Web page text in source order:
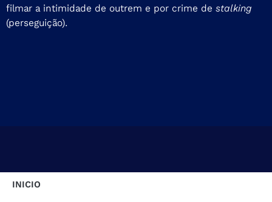
filmar a intimidade de outrem e por crime de stalking
(perseguição).
INICIO